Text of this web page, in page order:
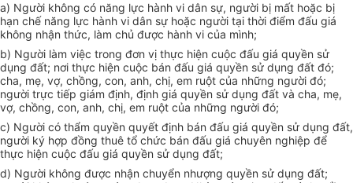
a) Người không có năng lực hành vi dân sự, người bị mất hoặc bị
hạn chế năng lực hành vi dân sự hoặc người tại thời điểm đấu giá
không nhận thức, làm chủ được hành vi của mình;
b) Người làm việc trong đơn vị thực hiện cuộc đấu giá quyền sử
dụng đất; nơi thực hiện cuộc bán đấu giá quyền sử dụng đất đó;
cha, mẹ, vợ, chồng, con, anh, chị, em ruột của những người đó;
người trực tiếp giám định, định giá quyền sử dụng đất và cha, mẹ,
vợ, chồng, con, anh, chị, em ruột của những người đó;
c) Người có thẩm quyền quyết định bán đấu giá quyền sử dụng đất,
người ký hợp đồng thuê tổ chức bán đấu giá chuyên nghiệp để
thực hiện cuộc đấu giá quyền sử dụng đất;
d) Người không được nhận chuyển nhượng quyền sử dụng đất;